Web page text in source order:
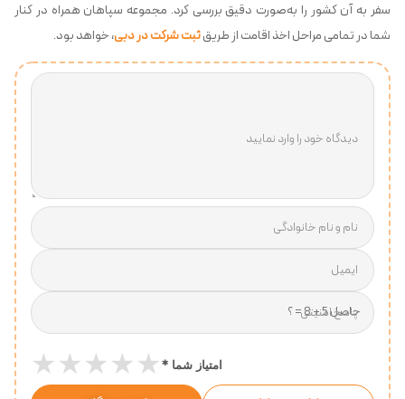
دیدگاه خود را وارد نمایید
نام و نام خانوادگی
ایمیل
پاسخ امنیتی
امتیاز شما *
★★★★★
سفر به آن کشور را به‌صورت دقیق بررسی کرد. مجموعه سپاهان همراه در کنار
شما در تمامی مراحل اخذ اقامت از طریقثبت شرکت در دبی، خواهد بود.